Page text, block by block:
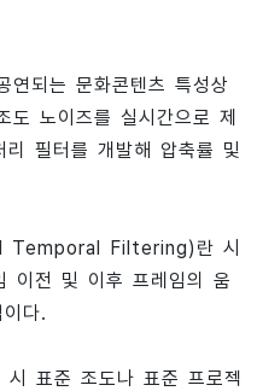
연되는 문화콘텐츠 특성상
도 노이즈를 실시간으로 제
필터를 개발해 압축률 및
Filtering)란 시
이전 및 이후 프레임의 움
다.
표준 조도나 표준 프로젝